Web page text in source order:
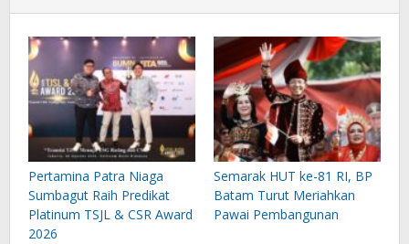
Pertamina Patra Niaga
Sumbagut Raih Predikat
Platinum TSJL & CSR Award
2026
Semarak HUT ke-81 RI, BP
Batam Turut Meriahkan
Pawai Pembangunan